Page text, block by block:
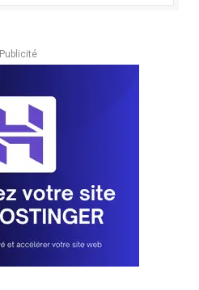
Publicité